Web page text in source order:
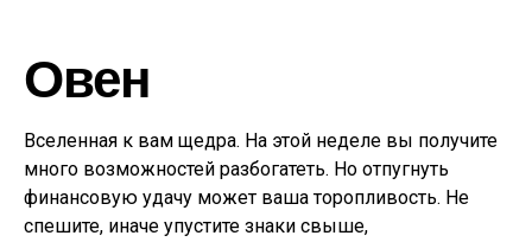
Овен
Вселенная к вам щедра. На этой неделе вы получите
много возможностей разбогатеть. Но отпугнуть
финансовую удачу может ваша торопливость. Не
спешите, иначе упустите знаки свыше,